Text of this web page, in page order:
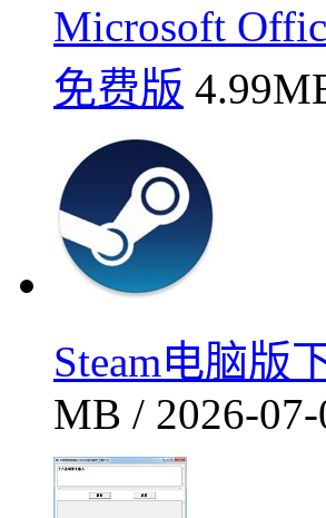
Microsoft
免费版
Steam电脑版
MB / 2026-07-